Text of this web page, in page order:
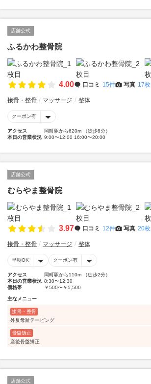
店舗公式
ふるかわ整骨院
4.00 口コミ 15件 写真 17枚
接骨・整骨 マッサージ 整体
クーポン有
アクセス
岡町駅から620m （徒歩8分）
本日の営業状況 9:00〜12:00 16:00〜20:00
店舗公式
むらやま整骨院
3.97 口コミ 12件 写真 20枚
接骨・整骨 マッサージ 整体
早朝OK クーポン有
アクセス
岡町駅から110m （徒歩2分）
本日の営業状況 8:30〜12:30
価格帯
￥500〜￥5,500
主なメニュー
接骨・整骨
外反母趾テーピング
骨盤矯正
産後骨盤矯正
店舗公式